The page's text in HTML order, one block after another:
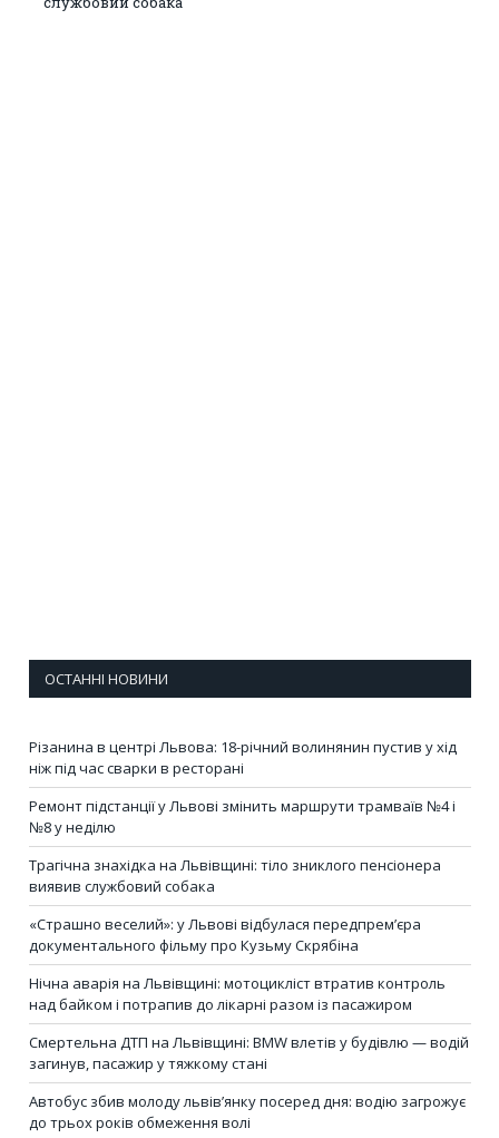
ОСТАННІ НОВИНИ
Різанина в центрі Львова: 18-річний волинянин пустив у хід
ніж під час сварки в ресторані
Ремонт підстанції у Львові змінить маршрути трамваїв №4 і
№8 у неділю
Трагічна знахідка на Львівщині: тіло зниклого пенсіонера
виявив службовий собака
«Страшно веселий»: у Львові відбулася передпрем’єра
документального фільму про Кузьму Скрябіна
Нічна аварія на Львівщині: мотоцикліст втратив контроль
над байком і потрапив до лікарні разом із пасажиром
Смертельна ДТП на Львівщині: BMW влетів у будівлю — водій
загинув, пасажир у тяжкому стані
Автобус збив молоду львів’янку посеред дня: водію загрожує
до трьох років обмеження волі